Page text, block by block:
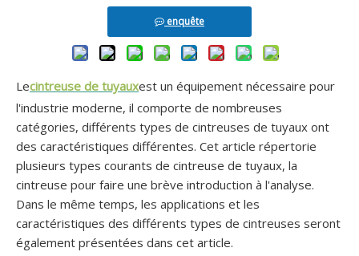
enquête
Lecintreuse de tuyauxest un équipement nécessaire pour
l'industrie moderne, il comporte de nombreuses
catégories, différents types de cintreuses de tuyaux ont
des caractéristiques différentes. Cet article répertorie
plusieurs types courants de cintreuse de tuyaux, la
cintreuse pour faire une brève introduction à l'analyse.
Dans le même temps, les applications et les
caractéristiques des différents types de cintreuses seront
également présentées dans cet article.